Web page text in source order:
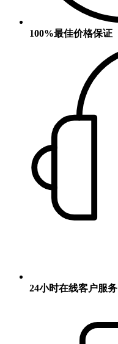
100%最佳价格保证
24小时在线客户服务